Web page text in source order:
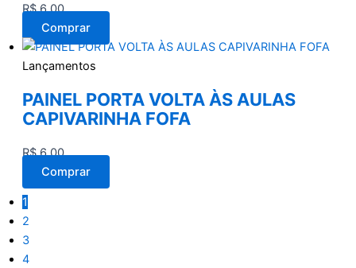
R$6,00
Comprar
Lançamentos
PAINEL PORTA VOLTA ÀS AULAS
CAPIVARINHA FOFA
R$6,00
Comprar
1
2
3
4